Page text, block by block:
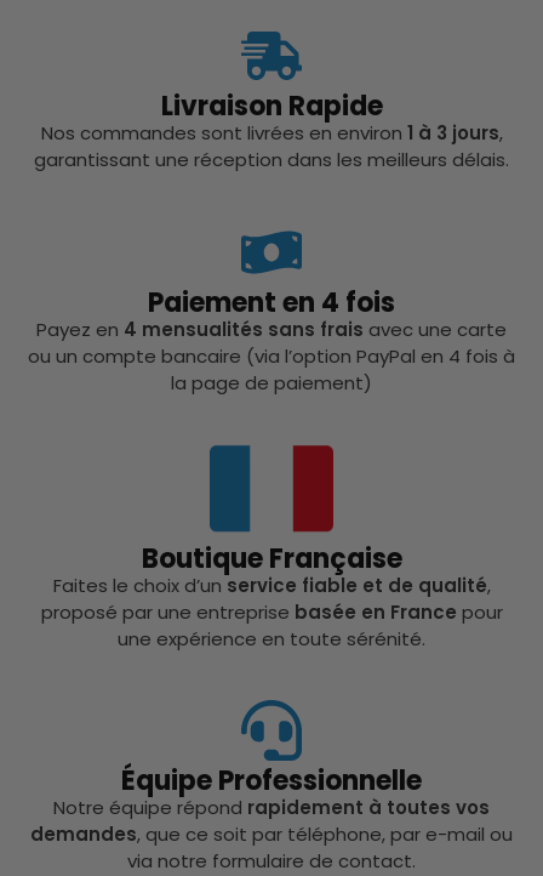
Livraison Rapide
Nos commandes sont livrées en environ 1 à 3 jours,
garantissant une réception dans les meilleurs délais.
Paiement en 4 fois
Payez en 4 mensualités sans frais avec une carte
ou un compte bancaire (via l’option PayPal en 4 fois à
la page de paiement)
Boutique Française
Faites le choix d’un service fiable et de qualité,
proposé par une entreprise basée en France pour
une expérience en toute sérénité.
Équipe Professionnelle
Notre équipe répond rapidement à toutes vos
demandes, que ce soit par téléphone, par e-mail ou
via notre formulaire de contact.